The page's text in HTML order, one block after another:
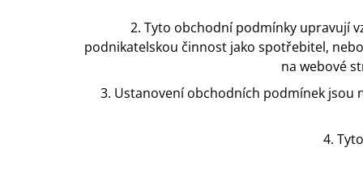
2. Tyto obchodní podmínky upravují
podnikatelskou činnost jako spotřebitel,
na webové
3. Ustanovení obchodních podmínek jsou
4.